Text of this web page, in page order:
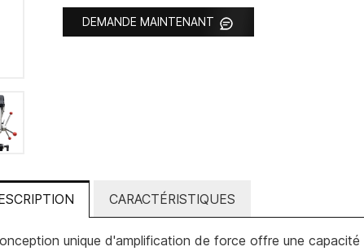
DEMANDE MAINTENANT
CARACTÉRISTIQUES
unique d'amplification de force offre une capacité